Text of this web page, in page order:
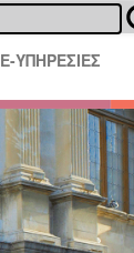
E-ΥΠΗΡΕΣΙΕΣ